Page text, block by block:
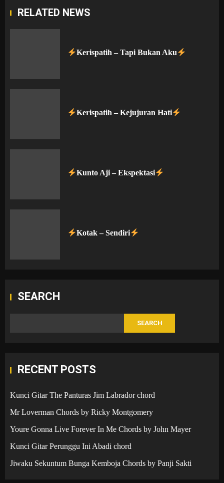
RELATED NEWS
Kerispatih – Tapi Bukan Aku
Kerispatih – Kejujuran Hati
Kunto Aji – Ekspektasi
Kotak – Sendiri
SEARCH
SEARCH
RECENT POSTS
Kunci Gitar The Panturas Jim Labrador chord
Mr Loverman Chords by Ricky Montgomery
Youre Gonna Live Forever In Me Chords by John Mayer
Kunci Gitar Perunggu Ini Abadi chord
Jiwaku Sekuntum Bunga Kemboja Chords by Panji Sakti